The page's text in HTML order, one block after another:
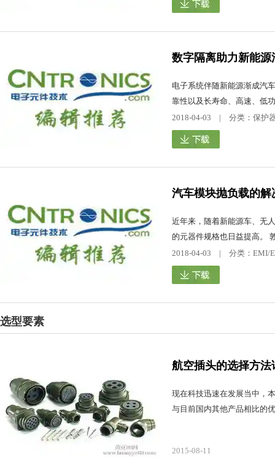
数字隔离助力新能
电子系统伴随新能源渐成汽
靠性以及长寿命、高速、低
2018-04-03 | 分类：保
汽车模块抛负载的解
近年来，随着新能源车、无
的元器件规格也日益提高。
2018-04-03 | 分类：
选型要素
航空插头的选择方法
现在科技迅速在发展当中，
与目前国内其他产品相比的
2015-08-11